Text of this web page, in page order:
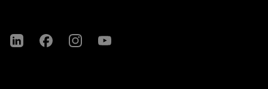
Miele på LinkedInMiele på FacebookMiele på Instagram